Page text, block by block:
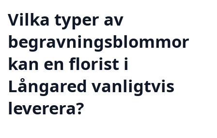
Vilka typer av
begravningsblommor
kan en florist i
Långared vanligtvis
leverera?